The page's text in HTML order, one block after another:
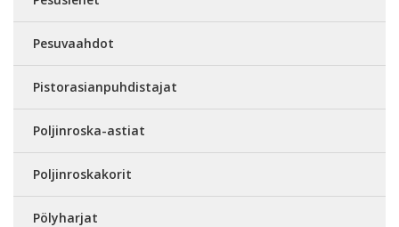
Pesuvaahdot
Pistorasianpuhdistajat
Poljinroska-astiat
Poljinroskakorit
Pölyharjat